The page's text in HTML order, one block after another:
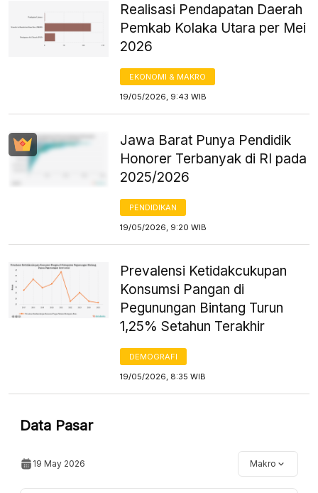
Realisasi Pendapatan Daerah
Pemkab Kolaka Utara per Mei
2026
EKONOMI & MAKRO
19/05/2026, 9:43 WIB
Jawa Barat Punya Pendidik
Honorer Terbanyak di RI pada
2025/2026
PENDIDIKAN
19/05/2026, 9:20 WIB
Prevalensi Ketidakcukupan
Konsumsi Pangan di
Pegunungan Bintang Turun
1,25% Setahun Terakhir
DEMOGRAFI
19/05/2026, 8:35 WIB
Data Pasar
19 May 2026 Makro